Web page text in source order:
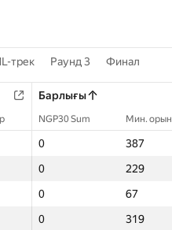
трек Раунд 3 Финал
Барлығы
NGP30 Sum Мин. орын
0
387
0
229
0
67
0
319